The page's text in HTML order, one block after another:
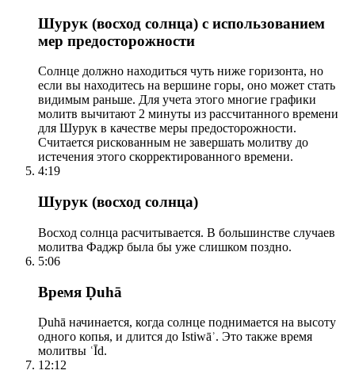
Шурук (восход солнца) с использованием
мер предосторожности
Солнце должно находиться чуть ниже горизонта, но
если вы находитесь на вершине горы, оно может стать
видимым раньше. Для учета этого многие графики
молитв вычитают 2 минуты из рассчитанного времени
для Шурук в качестве меры предосторожности.
Считается рискованным не завершать молитву до
истечения этого скорректированного времени.
4:19
Шурук (восход солнца)
Восход солнца расчитывается. В большинстве случаев
молитва Фаджр была бы уже слишком поздно.
5:06
Время Ḍuhā
Ḍuhā начинается, когда солнце поднимается на высоту
одного копья, и длится до Istiwāʾ. Это также время
молитвы ʿĪd.
12:12